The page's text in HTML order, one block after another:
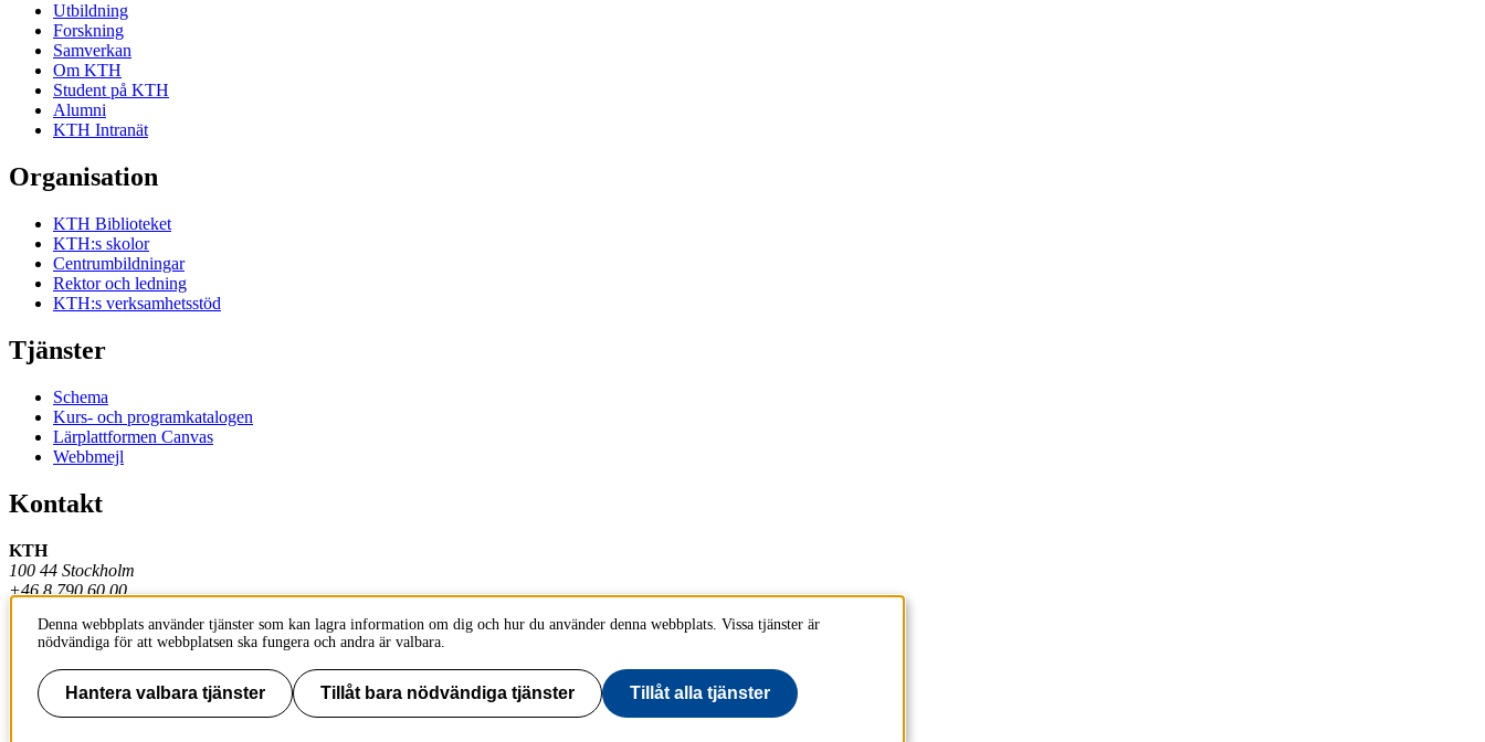
Utbildning
Forskning
Samverkan
Om KTH
Student på KTH
Alumni
KTH Intranät
Organisation
KTH Biblioteket
KTH:s skolor
Centrumbildningar
Rektor och ledning
KTH:s verksamhetsstöd
Tjänster
Schema
Kurs- och programkatalogen
Lärplattformen Canvas
Webbmejl
Kontakt
KTH
100 44 Stockholm
+46 8 790 60 00
Kontakta KTH
Jobba på KTH
Press och media
Faktura och betalning KTH
Om KTH:s webbplatser
Denna webbplats använder tjänster som kan lagra information om dig och hur du använder denna webbplats. Vissa tjänster är
nödvändiga för att webbplatsen ska fungera och andra är valbara.
Hantera valbara tjänster Tillåt bara nödvändiga tjänster Tillåt alla tjänster